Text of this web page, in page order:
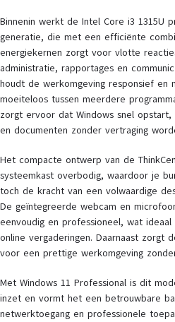
Binnenin werkt de Intel Core i3 1315U
generatie, die met een efficiënte
energiekernen zorgt voor vlotte
administratie, rapportages en
houdt de werkomgeving responsief en
moeiteloos tussen meerdere
zorgt ervoor dat Windows snel
en documenten zonder vertraging
Het compacte ontwerp van de
systeemkast overbodig, waardoor je
toch de kracht van een volwaardige
De geïntegreerde webcam en
eenvoudig en professioneel, wat
online vergaderingen. Daarnaast zorgt
voor een prettige werkomgeving
Met Windows 11 Professional is dit
inzet en vormt het een betrouwbare
netwerktoegang en professionele